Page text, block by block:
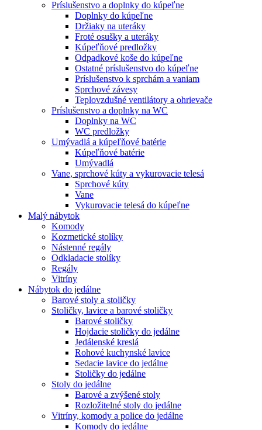
Príslušenstvo a doplnky do kúpeľne
Doplnky do kúpeľne
Držiaky na uteráky
Froté osušky a uteráky
Kúpeľňové predložky
Odpadkové koše do kúpeľne
Ostatné príslušenstvo do kúpeľne
Príslušenstvo k sprchám a vaniam
Sprchové závesy
Teplovzdušné ventilátory a ohrievače
Príslušenstvo a doplnky na WC
Doplnky na WC
WC predložky
Umývadlá a kúpeľňové batérie
Kúpeľňové batérie
Umývadlá
Vane, sprchové kúty a vykurovacie telesá
Sprchové kúty
Vane
Vykurovacie telesá do kúpeľne
Malý nábytok
Komody
Kozmetické stolíky
Nástenné regály
Odkladacie stolíky
Regály
Vitríny
Nábytok do jedálne
Barové stoly a stoličky
Stoličky, lavice a barové stoličky
Barové stoličky
Hojdacie stoličky do jedálne
Jedálenské kreslá
Rohové kuchynské lavice
Sedacie lavice do jedálne
Stoličky do jedálne
Stoly do jedálne
Barové a zvýšené stoly
Rozložitelné stoly do jedálne
Vitríny, komody a police do jedálne
Komody do jedálne